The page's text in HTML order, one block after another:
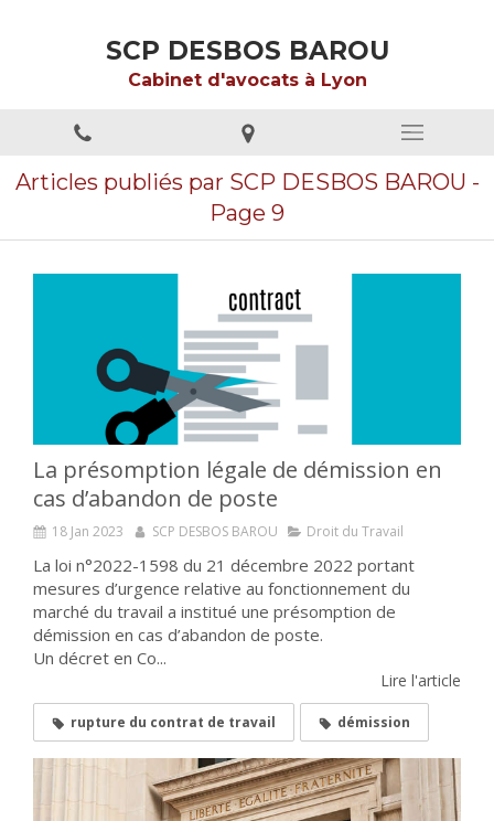
SCP DESBOS BAROU
Cabinet d'avocats à Lyon
Articles publiés par SCP DESBOS BAROU -
Page 9
La présomption légale de démission en
cas d’abandon de poste
18 Jan 2023 SCP DESBOS BAROU Droit du Travail
La loi n°2022-1598 du 21 décembre 2022 portant
mesures d’urgence relative au fonctionnement du
marché du travail a institué une présomption de
démission en cas d’abandon de poste.
Un décret en Co...
Lire l'article
rupture du contrat de travail démission